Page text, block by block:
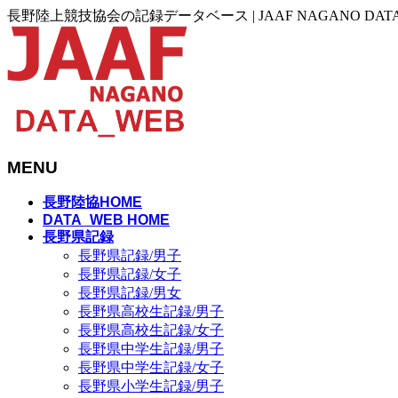
長野陸上競技協会の記録データベース | JAAF NAGANO
MENU
長野陸協HOME
DATA_WEB HOME
長野県記録
長野県記録/男子
長野県記録/女子
長野県記録/男女
長野県高校生記録/男子
長野県高校生記録/女子
長野県中学生記録/男子
長野県中学生記録/女子
長野県小学生記録/男子